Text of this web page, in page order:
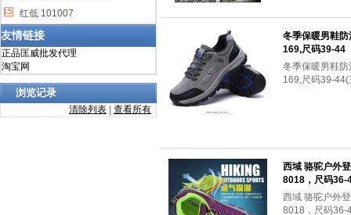
15 红低 101007
友情链接
正品匡威批发代理
淘宝网
浏览记录
清除列表 查看所有
冬季保暖男鞋
169,尺码39-44
冬季保暖男鞋
169,尺码39-44(
西域 骆驼户外
8018，尺码36-
西域 骆驼户外
8018，尺码36-